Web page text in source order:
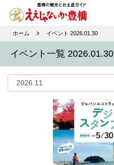
ホーム イベント 2026.01.30
イベント一覧 2026.01.30